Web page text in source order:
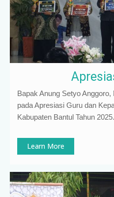
Bapak Anung Setyo
pada Apresiasi Guru dan
Kabupaten Bantul Tahun 2025.
Learn More